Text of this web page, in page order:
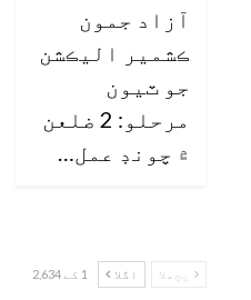
آزاد جمون
ڪشمير اليڪشن
جو ٽيون
مرحلو: 2 ضلعن
۾ چونڊ عمل…
پچھلا اگلا 1 کے 2,634